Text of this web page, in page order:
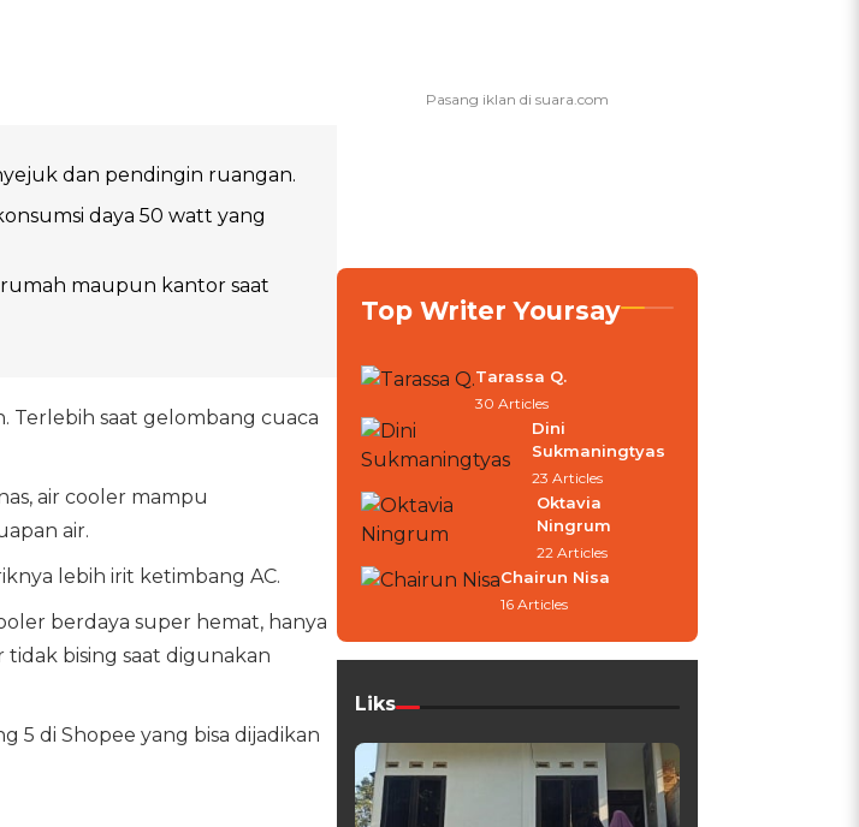
dan pendingin ruangan.
daya 50 watt yang
maupun kantor saat
Terlebih saat gelombang cuaca
air cooler mampu
air.
lebih irit ketimbang AC.
berdaya super hemat, hanya
bising saat digunakan
5 di Shopee yang bisa dijadikan
Top Writer Yoursay
Tarassa Q.
30 Articles
Dini
Sukmaningtyas
23 Articles
Oktavia
Ningrum
22 Articles
Chairun Nisa
16 Articles
Liks